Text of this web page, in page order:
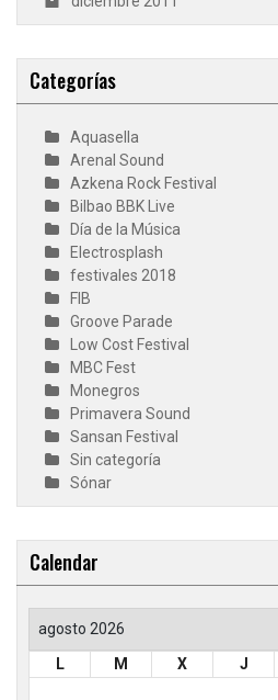
Categorías
Aquasella
Arenal Sound
Azkena Rock Festival
Bilbao BBK Live
Día de la Música
Electrosplash
festivales 2018
FIB
Groove Parade
Low Cost Festival
MBC Fest
Monegros
Primavera Sound
Sansan Festival
Sin categoría
Sónar
Calendar
agosto 2026
L
M X J